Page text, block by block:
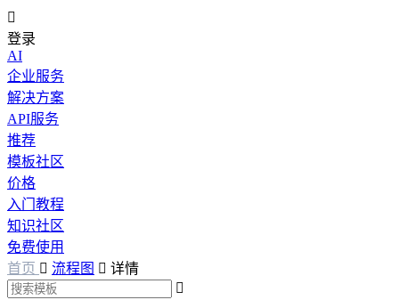

登录
AI
企业服务
解决方案
API服务
推荐
模板社区
价格
入门教程
知识社区
免费使用
首页  流程图  详情
